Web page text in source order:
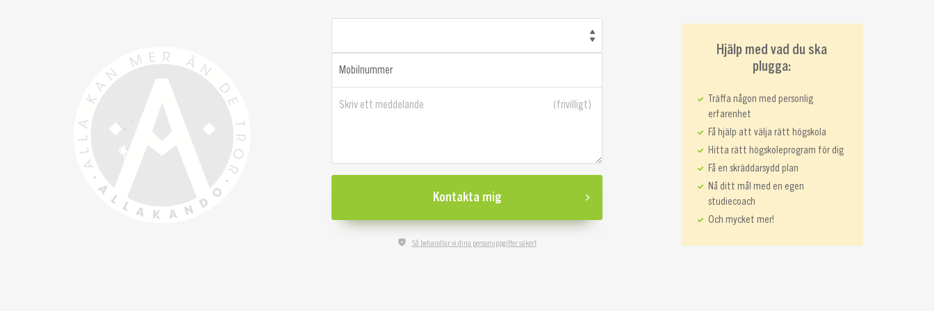
Mobilnummer
Skriv ett meddelande
Kontakta mig
Så behandlar vi dina personuppgifter säkert
Hjälp med vad du ska
plugga:
Träffa någon med personlig
erfarenhet
Få hjälp att välja rätt högskola
Hitta rätt högskoleprogram för dig
Få en skräddarsydd plan
Nå ditt mål med en egen
studiecoach
Och mycket mer!